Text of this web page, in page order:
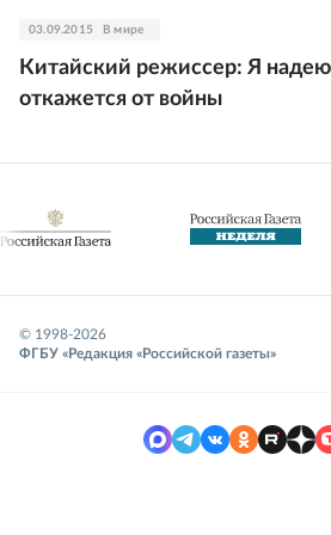
03.09.2015 В мире
Китайский режиссер: Я
откажется от войны
© 1998-2026
ФГБУ «Редакция «Российской газеты»